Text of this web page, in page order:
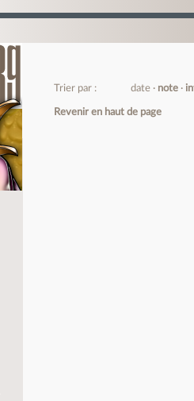
Trier par : date note
Revenir en haut de page